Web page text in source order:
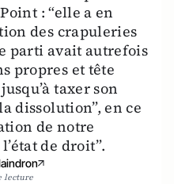
: “elle a en
des crapuleries
parti avait autrefois
propres et tête
taxer son
dissolution”, en ce
de notre
de droit”.
lecture